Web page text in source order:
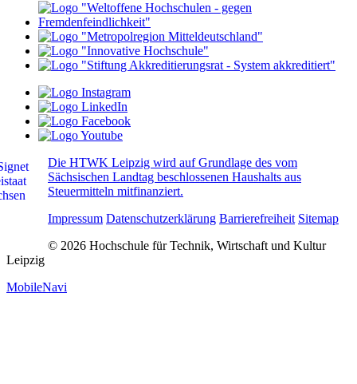
Die HTWK Leipzig wird auf Grundlage des vom
Sächsischen Landtag beschlossenen Haushalts aus
Steuermitteln mitfinanziert.
Impressum Datenschutzerklärung Barrierefreiheit Sitemap
© 2026 Hochschule für Technik, Wirtschaft und Kultur
Leipzig
MobileNavi